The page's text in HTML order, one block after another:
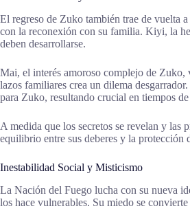
El regreso de Zuko también trae de vuelta
con la reconexión con su familia. Kiyi, la
deben desarrollarse.
Mai, el interés amoroso complejo de
lazos familiares crea un dilema
para Zuko, resultando crucial en tiempos
A medida que los secretos se revelan y las
equilibrio entre sus deberes y la protección
Inestabilidad Social y Misticismo
La Nación del Fuego lucha con su nueva
los hace vulnerables. Su miedo se